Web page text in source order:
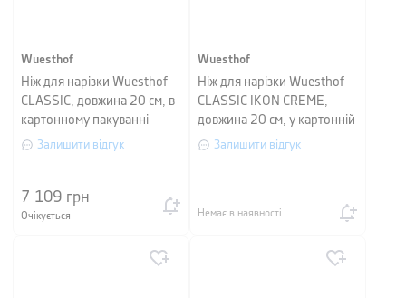
Wuesthof
Ніж для нарізки Wuesthof
CLASSIC, довжина 20 см, в
картонному пакуванні
Залишити відгук
7 109 грн
Очікується
Wuesthof
Ніж для нарізки Wuesthof
CLASSIC IKON CREME,
довжина 20 см, у картонній
упаковці
Залишити відгук
Немає в наявності